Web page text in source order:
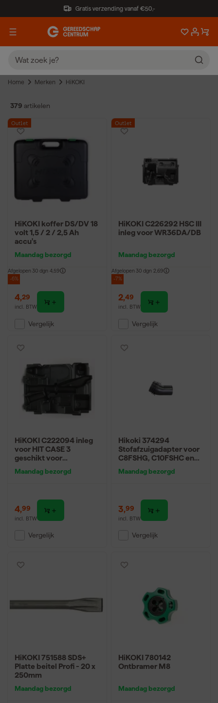
Gratis verzending vanaf €50,-
Home Merken HiKOKI
379 artikelen
Outlet
HiKOKI koffer DS/DV 18
volt 1,5 / 2 / 2,5 Ah
accu's
Maandag bezorgd
Afgelopen 30 dgn 4,59
-6%
4,29
incl. BTW
Vergelijk
Outlet
HiKOKI C226292 HSC III
inleg voor WR36DA/DB
Maandag bezorgd
Afgelopen 30 dgn 2,69
-7%
2,49
incl. BTW
Vergelijk
HiKOKI C222094 inleg
voor HIT CASE 3
geschikt voor
Maandag bezorgd
4,99
incl. BTW
Vergelijk
Hikoki 374294
Stofafzuigadapter voor
C8FSHG, C10FSHC en
Maandag bezorgd
3,99
incl. BTW
Vergelijk
HiKOKI 751588 SDS+
Platte beitel Profi - 20 x
250mm
Maandag bezorgd
HiKOKI 780142
Ontbramer M8
Maandag bezorgd